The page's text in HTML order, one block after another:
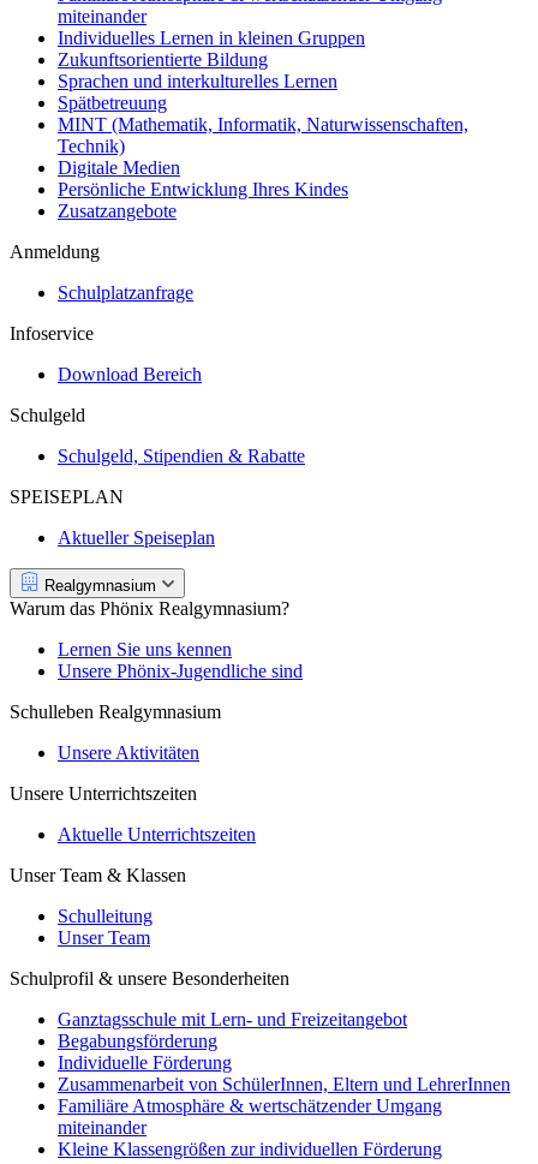
miteinander
Individuelles Lernen in kleinen Gruppen
Zukunftsorientierte Bildung
Sprachen und interkulturelles Lernen
Spätbetreuung
MINT (Mathematik, Informatik, Naturwissenschaften,
Technik)
Digitale Medien
Persönliche Entwicklung Ihres Kindes
Zusatzangebote
Anmeldung
Schulplatzanfrage
Infoservice
Download Bereich
Schulgeld
Schulgeld, Stipendien & Rabatte
SPEISEPLAN
Aktueller Speiseplan
Realgymnasium
Warum das Phönix Realgymnasium?
Lernen Sie uns kennen
Unsere Phönix-Jugendliche sind
Schulleben Realgymnasium
Unsere Aktivitäten
Unsere Unterrichtszeiten
Aktuelle Unterrichtszeiten
Unser Team & Klassen
Schulleitung
Unser Team
Schulprofil & unsere Besonderheiten
Ganztagsschule mit Lern- und Freizeitangebot
Begabungsförderung
Individuelle Förderung
Zusammenarbeit von SchülerInnen, Eltern und LehrerInnen
Familiäre Atmosphäre & wertschätzender Umgang
miteinander
Kleine Klassengrößen zur individuellen Förderung